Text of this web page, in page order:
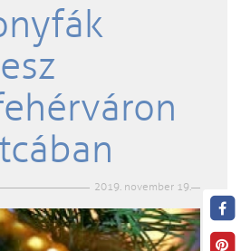
2019. november 19.